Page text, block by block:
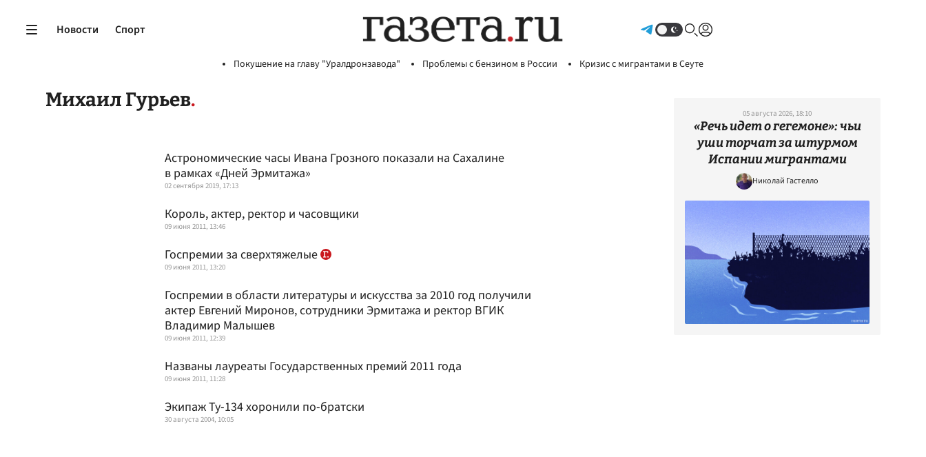
Новости Спорт
Покушение на главу "Уралдронзавода" Проблемы с бензином в России Кризис с мигрантами в Сеуте
Михаил Гурьев
Астрономические часы Ивана Грозного показали на Сахалине
в рамках «Дней Эрмитажа»
02 сентября 2019, 17:13
Король, актер, ректор и часовщики
09 июня 2011, 13:46
Госпремии за сверхтяжелые
09 июня 2011, 13:20
Госпремии в области литературы и искусства за 2010 год получили
актер Евгений Миронов, сотрудники Эрмитажа и ректор ВГИК
Владимир Малышев
09 июня 2011, 12:39
Названы лауреаты Государственных премий 2011 года
09 июня 2011, 11:28
Экипаж Ту-134 хоронили по-братски
30 августа 2004, 10:05
05 августа 2026, 18:10
«Речь идет о гегемоне»: чьи
уши торчат за штурмом
Испании мигрантами
Николай Гастелло